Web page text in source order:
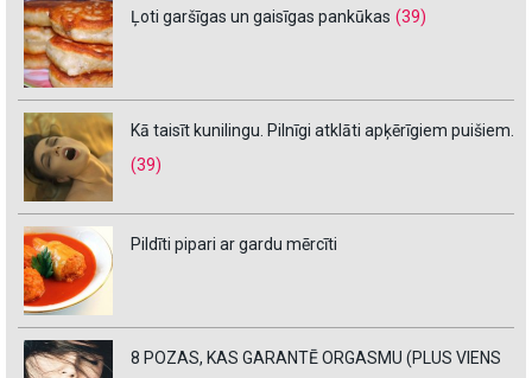
Ļoti garšīgas un gaisīgas pankūkas (39)
Kā taisīt kunilingu. Pilnīgi atklāti apķērīgiem puišiem.
(39)
Pildīti pipari ar gardu mērcīti
8 POZAS, KAS GARANTĒ ORGASMU (PLUS VIENS